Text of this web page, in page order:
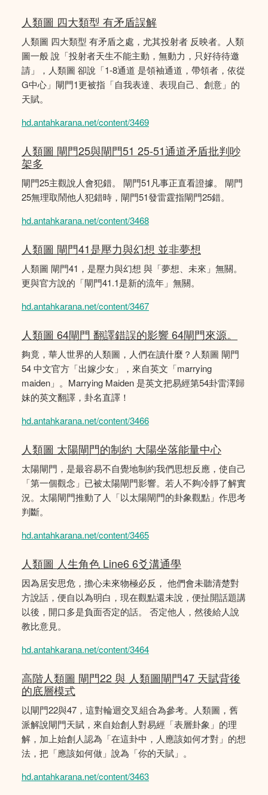
人類圖 四大類型 有矛盾誤解
人類圖 四大類型 有矛盾之處，尤其投射者 反映者。人類
圖一般 說「投射者天生不能主動，無動力，只好待待邀
請」，人類圖 卻說「1-8通道 是領袖通道，帶領者，依從
G中心」閘門1更被指「自我表達、表現自己、創意」的
天賦。
hd.antahkarana.net/content/3469
人類圖 閘門25與閘門51 25-51通道矛盾批判吵
架多
閘門25主觀說人會犯錯。 閘門51凡事正直看證據。 閘門
25無理取鬧他人犯錯時，閘門51發雷霆指閘門25錯。
hd.antahkarana.net/content/3468
人類圖 閘門41是壓力與幻想 並非夢想
人類圖 閘門41，是壓力與幻想 與「夢想、未來」無關。
更與官方說的「閘門41.1是新的流年」無關。
hd.antahkarana.net/content/3467
人類圖 64閘門 翻譯錯誤的影響 64閘門來源。
夠竟，華人世界的人類圖，人們在讀什麼？人類圖 閘門
54 中文官方「出嫁少女」，來自英文「marrying
maiden」。Marrying Maiden 是英文把易經第54卦雷澤歸
妹的英文翻譯，卦名直譯！
hd.antahkarana.net/content/3466
人類圖 太陽閘門的制約 大陽坐落能量中心
太陽閘門，是最容易不自覺地制約我們思想反應，使自己
「第一個觀念」已被太陽閘門影響。若人不夠冷靜了解實
況。太陽閘門推動了人「以太陽閘門的卦象觀點」作思考
判斷。
hd.antahkarana.net/content/3465
人類圖 人生角色 Line6 6爻溝通學
因為居安思危，擔心未來物極必反， 他們會未聽清楚對
方說話，便自以為明白，現在觀點還未說，便扯開話題講
以後，開口多是負面否定的話。 否定他人，然後給人說
教比意見。
hd.antahkarana.net/content/3464
高階人類圖 閘門22 與 人類圖閘門47 天賦背後
的底層模式
以閘門22與47，這對輪迴交叉組合為參考。人類圖，舊
派解說閘門天賦，來自始創人對易經「表層卦象」的理
解，加上始創人認為「在這卦中，人應該如何才對」的想
法，把「應該如何做」說為「你的天賦」。
hd.antahkarana.net/content/3463